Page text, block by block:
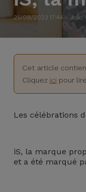
Xiaomi
Huawei
Oppo
Apple Watch
Reconditionnés
iMacs
Reconditionnées
Adaptateurs
Protections
d'Écran
Batteries
Ecouteurs
25/09/2023 17:44 - João
Cet article
Cliquez ici pour
Les célébrations
iS, la marque
et a été marqué